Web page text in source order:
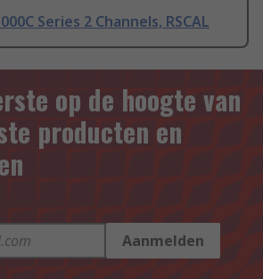
Series 2 Channels, RSCAL
op de hoogte van
producten en
Aanmelden